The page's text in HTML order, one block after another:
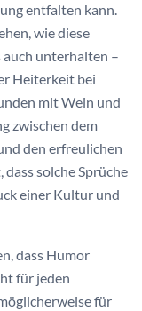
entfalten kann.
wie diese
auch unterhalten –
Heiterkeit bei
mit Wein und
zwischen dem
den erfreulichen
solche Sprüche
einer Kultur und
dass Humor
für jeden
für